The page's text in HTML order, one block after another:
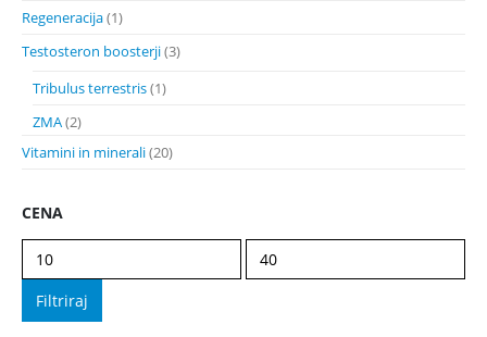
Regeneracija(1)
Testosteron boosterji(3)
Tribulus terrestris(1)
ZMA(2)
Vitamini in minerali(20)
CENA
cena
cena
Filtriraj